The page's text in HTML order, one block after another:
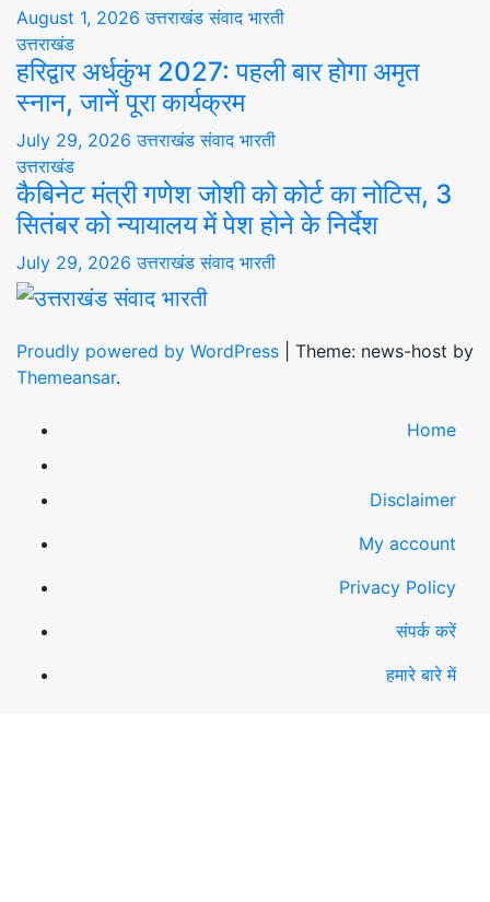
August 1, 2026उत्तराखंड संवाद भारती
उत्तराखंड
हरिद्वार अर्धकुंभ 2027: पहली बार होगा अमृत
स्नान, जानें पूरा कार्यक्रम
July 29, 2026उत्तराखंड संवाद भारती
उत्तराखंड
कैबिनेट मंत्री गणेश जोशी को कोर्ट का नोटिस, 3
सितंबर को न्यायालय में पेश होने के निर्देश
July 29, 2026उत्तराखंड संवाद भारती
Proudly powered by WordPress
Theme: news-host by
Themeansar.
Home
Disclaimer
My account
Privacy Policy
संपर्क करें
हमारे बारे में